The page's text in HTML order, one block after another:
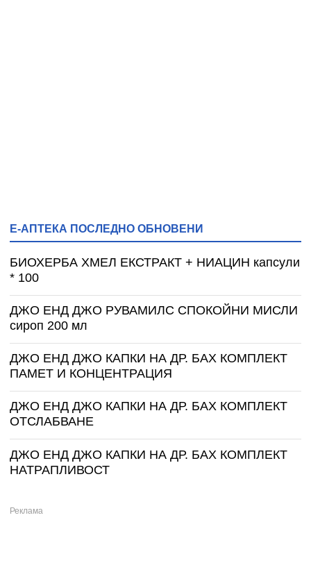
Е-АПТЕКА ПОСЛЕДНО ОБНОВЕНИ
БИОХЕРБА ХМЕЛ ЕКСТРАКТ + НИАЦИН капсули
* 100
ДЖО ЕНД ДЖО РУВАМИЛС СПОКОЙНИ МИСЛИ
сироп 200 мл
ДЖО ЕНД ДЖО КАПКИ НА ДР. БАХ КОМПЛЕКТ
ПАМЕТ И КОНЦЕНТРАЦИЯ
ДЖО ЕНД ДЖО КАПКИ НА ДР. БАХ КОМПЛЕКТ
ОТСЛАБВАНЕ
ДЖО ЕНД ДЖО КАПКИ НА ДР. БАХ КОМПЛЕКТ
НАТРАПЛИВОСТ